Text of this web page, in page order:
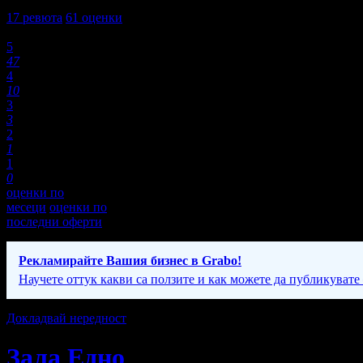
17 ревюта 61 оценки
5
47
4
10
3
3
2
1
1
0
оценки по
месеци оценки по
последни оферти
Рекламирайте Вашия бизнес в Grabo!
Научете оттук какви са ползите и как можете да публикувате
Докладвай нередност